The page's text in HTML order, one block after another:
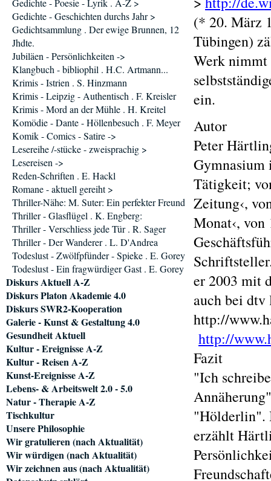
(* 20. März
Tübingen)
Werk nimmt
ein.
Autor
Peter
Gymnasium
Tätigkeit;
Zeitung‹,
Monat‹, von
er 2003 mit
auch bei
http://
http://
Fazit
"Ich
"Hölderlin".
erzählt
Gedichte - Poesie - Lyrik . A-Z >
Gedichte - Geschichten durchs Jahr >
Gedichtsammlung . Der ewige Brunnen, 12
Jhdte.
Jubiläen - Persönlichkeiten ->
Klangbuch - bibliophil . H.C. Artmann...
Krimis - Istrien . S. Hinzmann
Krimis - Leipzig - Authentisch . F. Kreisler
Krimis - Mord an der Mühle . H. Kreitel
Komödie - Dante - Höllenbesuch . F. Meyer
Komik - Comics - Satire ->
Lesereihe /-stücke - zweisprachig >
Lesereisen ->
Reden-Schriften . E. Hackl
Romane - aktuell gereiht >
Thriller-Nähe: M. Suter: Ein perfekter Freund
Thriller - Glasflügel . K. Engberg:
Thriller - Verschliess jede Tür . R. Sager
Thriller - Der Wanderer . L. D'Andrea
Todeslust - Zwölfpfünder - Spieke . E. Gorey
Todeslust - Ein fragwürdiger Gast . E. Gorey
Diskurs Aktuell A-Z
Diskurs Platon Akademie 4.0
Diskurs SWR2-Kooperation
Galerie - Kunst & Gestaltung 4.0
Gesundheit Aktuell
Kultur - Ereignisse A-Z
Kultur - Reisen A-Z
Kunst-Ereignisse A-Z
Lebens- & Arbeitswelt 2.0 - 5.0
Natur - Therapie A-Z
Tischkultur
Unsere Philosophie
Wir gratulieren (nach Aktualität)
Wir würdigen (nach Aktualität)
Wir zeichnen aus (nach Aktualität)